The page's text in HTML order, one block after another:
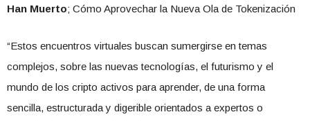
Han Muerto; Cómo Aprovechar la Nueva Ola de Tokenización
“Estos encuentros virtuales buscan sumergirse en temas
complejos, sobre las nuevas tecnologías, el futurismo y el
mundo de los cripto activos para aprender, de una forma
sencilla, estructurada y digerible orientados a expertos o